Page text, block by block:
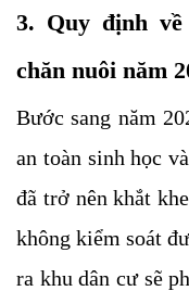
3. Quy định
chăn nuôi năm
Bước sang năm
an toàn sinh học
đã trở nên khắt
không kiểm soát
ra khu dân cư sẽ